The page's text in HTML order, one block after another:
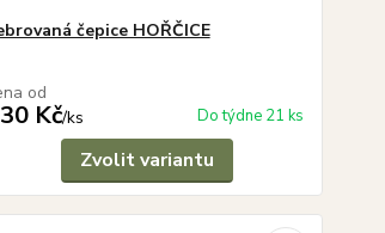
čepice HOŘČICE
od
Kč/ks Do týdne 21 ks
Zvolit variantu